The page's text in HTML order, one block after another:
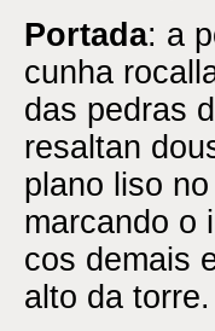
Portada: a
cunha
das pedras
resaltan
plano liso
marcando o
cos demais
alto da torre.